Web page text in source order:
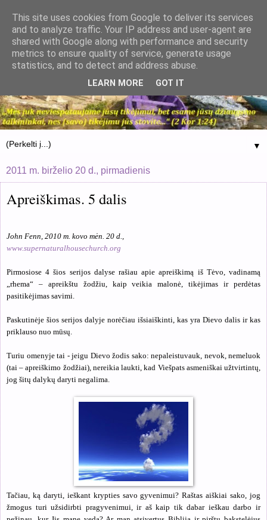
▼
2011 m. birželio 20 d., pirmadienis
Apreiškimas. 5 dalis
John Fenn, 2010 m. kovo mėn. 20 d.,
www.supernaturalhousechurch.org
Pirmosiose 4 šios serijos dalyse rašiau apie apreiškimą iš Tėvo, vadinamą
„rhema“ – apreikštu žodžiu, kaip veikia malonė, tikėjimas ir perdėtas
pasitikėjimas savimi.
Paskutinėje šios serijos dalyje norėčiau išsiaiškinti, kas yra Dievo dalis ir kas
priklauso nuo mūsų.
Turiu omenyje tai - jeigu Dievo žodis sako: nepaleistuvauk, nevok, nemeluok
(tai – apreiškimo žodžiai), nereikia laukti, kad Viešpats asmeniškai užtvirtintų,
jog šitų dalykų daryti negalima.
Tačiau, ką daryti, ieškant krypties savo gyvenimui? Raštas aiškiai sako, jog
žmogus turi užsidirbti pragyvenimui, ir aš kaip tik dabar ieškau darbo ir
This site uses cookies from Google to deliver its services
and to analyze traffic. Your IP address and user-agent are
shared with Google along with performance and security
metrics to ensure quality of service, generate usage
statistics, and to detect and address abuse.
LEARN MORE GOT IT